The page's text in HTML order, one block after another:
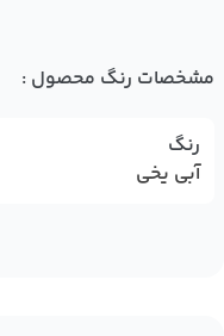
مشخصات رنگ محصول :
رنگ
آبی یخی